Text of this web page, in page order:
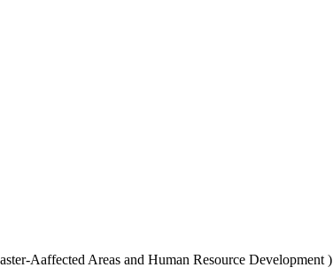
Aaffected Areas and Human Resource Development )